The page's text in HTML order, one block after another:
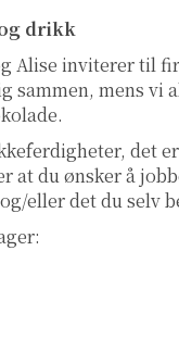
drikk
Alise inviterer til
sammen, mens
det
at du ønsker å
eller det du selv